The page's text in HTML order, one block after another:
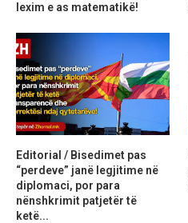
lexim e as matematikë!
Editorial / Bisedimet pas
“perdeve” janë legjitime në
diplomaci, por para
nënshkrimit patjetër të
ketë...